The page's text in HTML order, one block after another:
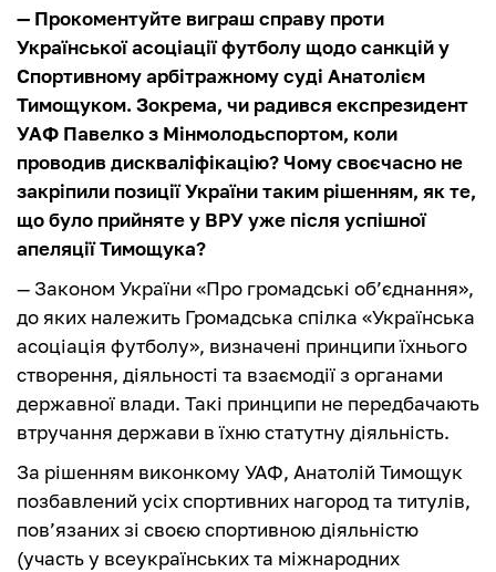
— Прокоментуйте виграш справу проти
Української асоціації футболу щодо санкцій у
Спортивному арбітражному суді Анатолієм
Тимощуком. Зокрема, чи радився експрезидент
УАФ Павелко з Мінмолодьспортом, коли
проводив дискваліфікацію? Чому своєчасно не
закріпили позиції України таким рішенням, як те,
що було прийняте у ВРУ уже після успішної
апеляції Тимощука?
— Законом України «Про громадські об’єднання»,
до яких належить Громадська спілка «Українська
асоціація футболу», визначені принципи їхнього
створення, діяльності та взаємодії з органами
державної влади. Такі принципи не передбачають
втручання держави в їхню статутну діяльність.
За рішенням виконкому УАФ, Анатолій Тимощук
позбавлений усіх спортивних нагород та титулів,
пов’язаних зі своєю спортивною діяльністю
(участь у всеукраїнських та міжнародних